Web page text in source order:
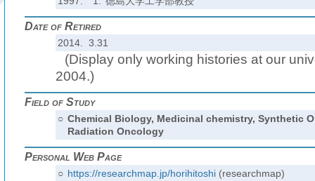
Date of Retired
2014. 3.31
(Display only working histories at our
2004.)
Field of Study
○ Chemical Biology, Medicinal chemistry, Synthetic
Radiation Oncology
Personal Web Page
○ https://researchmap.jp/horihitoshi(researchmap)